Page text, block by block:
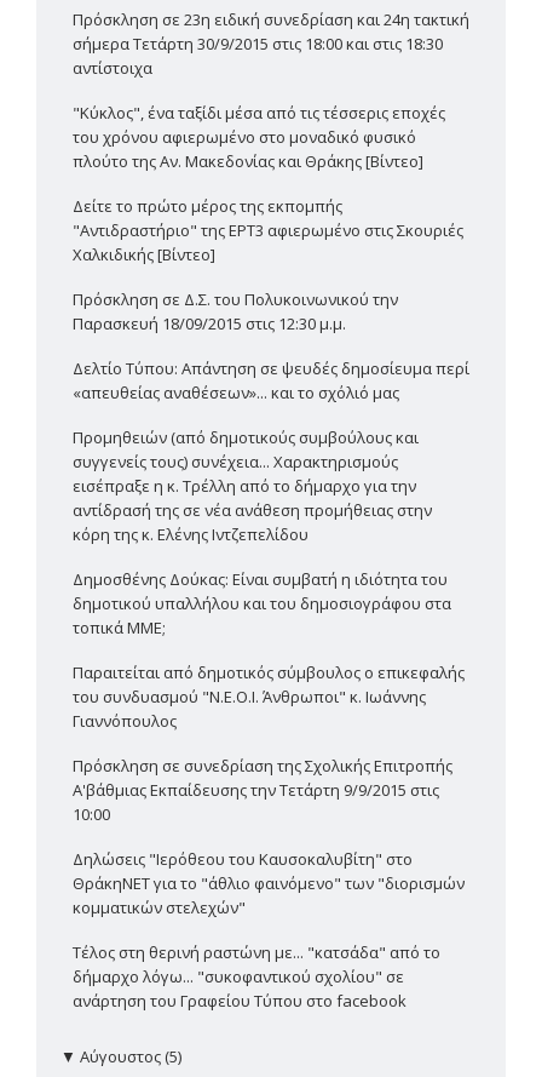
Πρόσκληση σε 23η ειδική συνεδρίαση και 24η τακτική
σήμερα Τετάρτη 30/9/2015 στις 18:00 και στις 18:30
αντίστοιχα
"Κύκλος", ένα ταξίδι μέσα από τις τέσσερις εποχές
του χρόνου αφιερωμένο στο μοναδικό φυσικό
πλούτο της Αν. Μακεδονίας και Θράκης [Βίντεο]
Δείτε το πρώτο μέρος της εκπομπής
"Αντιδραστήριο" της ΕΡΤ3 αφιερωμένο στις Σκουριές
Χαλκιδικής [Βίντεο]
Πρόσκληση σε Δ.Σ. του Πολυκοινωνικού την
Παρασκευή 18/09/2015 στις 12:30 μ.μ.
Δελτίο Τύπου: Απάντηση σε ψευδές δημοσίευμα περί
«απευθείας αναθέσεων»... και το σχόλιό μας
Προμηθειών (από δημοτικούς συμβούλους και
συγγενείς τους) συνέχεια... Χαρακτηρισμούς
εισέπραξε η κ. Τρέλλη από το δήμαρχο για την
αντίδρασή της σε νέα ανάθεση προμήθειας στην
κόρη της κ. Ελένης Ιντζεπελίδου
Δημοσθένης Δούκας: Είναι συμβατή η ιδιότητα του
δημοτικού υπαλλήλου και του δημοσιογράφου στα
τοπικά ΜΜΕ;
Παραιτείται από δημοτικός σύμβουλος ο επικεφαλής
του συνδυασμού "Ν.Ε.Ο.Ι. Άνθρωποι" κ. Ιωάννης
Γιαννόπουλος
Πρόσκληση σε συνεδρίαση της Σχολικής Επιτροπής
Α'βάθμιας Εκπαίδευσης την Τετάρτη 9/9/2015 στις
10:00
Δηλώσεις "Ιερόθεου του Καυσοκαλυβίτη" στο
ΘράκηΝΕΤ για το "άθλιο φαινόμενο" των "διορισμών
κομματικών στελεχών"
Τέλος στη θερινή ραστώνη με... "κατσάδα" από το
δήμαρχο λόγω... "συκοφαντικού σχολίου" σε
ανάρτηση του Γραφείου Τύπου στο facebook
▼ Αύγουστος (5)